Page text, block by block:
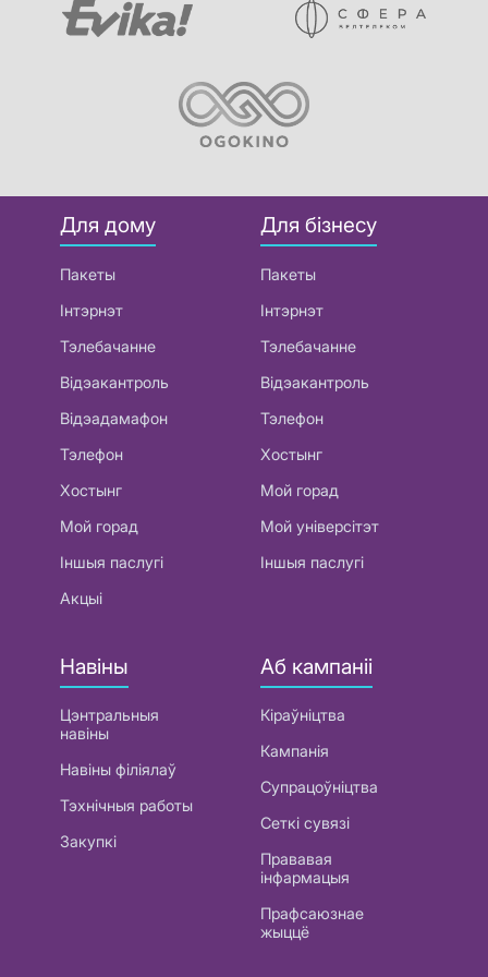
Для дому
Пакеты
Інтэрнэт
Тэлебачанне
Відэакантроль
Відэадамафон
Тэлефон
Хостынг
Мой горад
Іншыя паслугі
Акцыі
Для бізнесу
Пакеты
Інтэрнэт
Тэлебачанне
Відэакантроль
Тэлефон
Хостынг
Мой горад
Мой універсітэт
Іншыя паслугі
Навіны
Цэнтральныя
навіны
Навіны філіялаў
Тэхнічныя работы
Закупкі
Аб кампаніі
Кіраўніцтва
Кампанія
Супрацоўніцтва
Сеткі сувязі
Прававая
інфармацыя
Прафсаюзнае
жыццё